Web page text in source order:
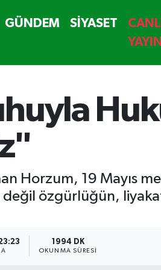
GÜNDEM SİYASET
CANLI
YAYIN
Horzum, 19 Mayıs
değil özgürlüğün,
1994 DK
OKUNMA SÜRESI